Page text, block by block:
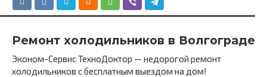
Ремонт холодильников в Волгограде
Эконом-Сервис ТехноДоктор — недорогой ремонт
холодильников с бесплатным выездом на дом!